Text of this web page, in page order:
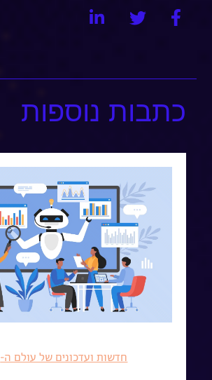
כתבות נוספות
חדשות ועדכונים של עולם ה-SEO והדיגיטל